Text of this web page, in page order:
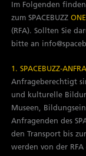
Im Folgenden
zum SPACEBUZZONE
(RFA). Sollten Sie
bitte an
1. SPACEBUZZ-
Anfrageberechtigt
und kulturelle
Museen,
Anfragenden des
den Transport bis
werden von der